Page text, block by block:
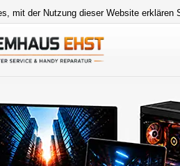
mit der Nutzung dieser Website